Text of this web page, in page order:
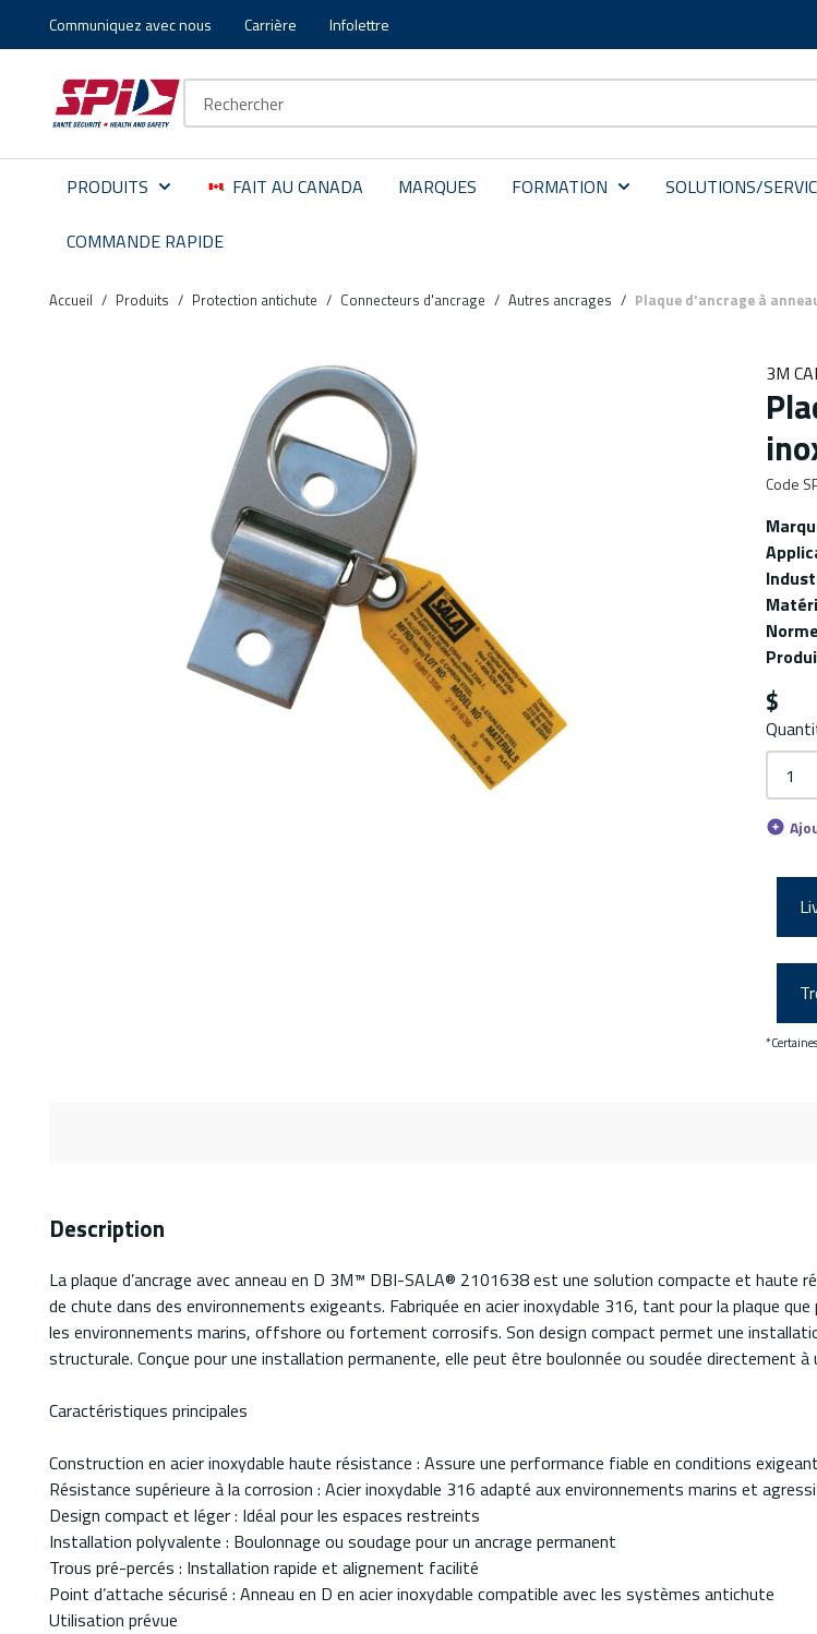
Aller au contenu principal
Skip to menu
Skip to footer
Communiquez avec nous Carrière Infolettre
PRODUITS FAIT AU CANADA MARQUES FORMATION SOLUTIONS/
COMMANDE RAPIDE
Accueil / Produits / Protection antichute / Connecteurs d'ancrage / Autres ancrages / Plaque d'ancrage à
3M
Code
$
Description
La plaque d’ancrage avec anneau en D 3M™ DBI-SALA® 2101638 est une solution compacte et haute
de chute dans des environnements exigeants. Fabriquée en acier inoxydable 316, tant pour la plaque
les environnements marins, offshore ou fortement corrosifs. Son design compact permet une
structurale. Conçue pour une installation permanente, elle peut être boulonnée ou soudée
Caractéristiques principales
Construction en acier inoxydable haute résistance : Assure une performance fiable en conditions
Résistance supérieure à la corrosion : Acier inoxydable 316 adapté aux environnements marins et
Design compact et léger : Idéal pour les espaces restreints
Installation polyvalente : Boulonnage ou soudage pour un ancrage permanent
Trous pré-percés : Installation rapide et alignement facilité
Point d’attache sécurisé : Anneau en D en acier inoxydable compatible avec les systèmes antichute
Utilisation prévue